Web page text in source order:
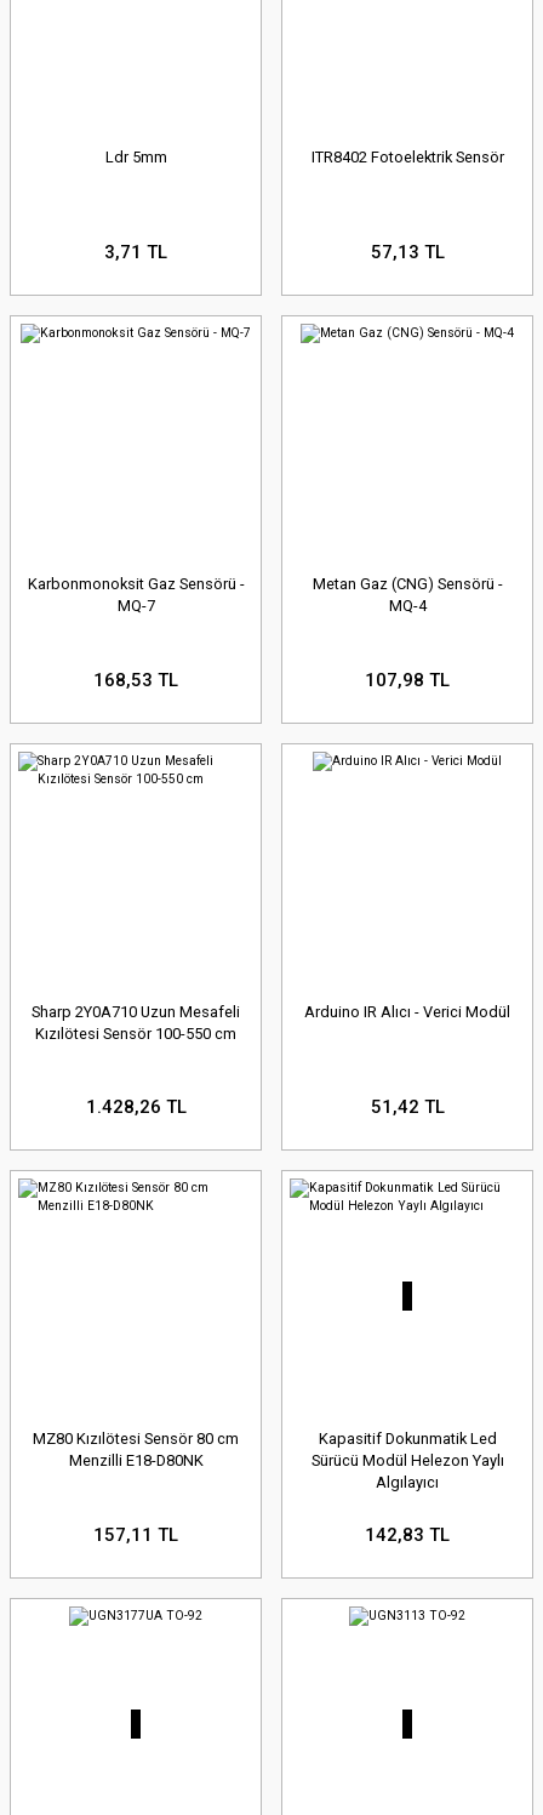
Ldr 5mm
3,71 TL
ITR8402 Fotoelektrik Sensör
57,13 TL
Karbonmonoksit Gaz Sensörü -
MQ-7
168,53 TL
Metan Gaz (CNG) Sensörü -
MQ-4
107,98 TL
Sharp 2Y0A710 Uzun Mesafeli
Kızılötesi Sensör 100-550 cm
1.428,26 TL
Arduino IR Alıcı - Verici Modül
51,42 TL
MZ80 Kızılötesi Sensör 80 cm
Menzilli E18-D80NK
157,11 TL
Kapasitif Dokunmatik Led
Sürücü Modül Helezon Yaylı
Algılayıcı
142,83 TL